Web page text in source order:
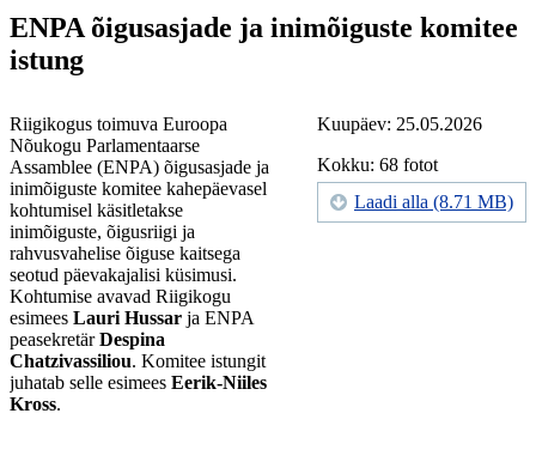
ENPA õigusasjade ja inimõiguste komitee
istung
Kuupäev: 25.05.2026
Kokku: 68 fotot
Laadi alla (8.71 MB)
Riigikogus toimuva Euroopa
Nõukogu Parlamentaarse
Assamblee (ENPA) õigusasjade ja
inimõiguste komitee kahepäevasel
kohtumisel käsitletakse
inimõiguste, õigusriigi ja
rahvusvahelise õiguse kaitsega
seotud päevakajalisi küsimusi.
Kohtumise avavad Riigikogu
esimees Lauri Hussar ja ENPA
peasekretärDespina
Chatzivassiliou. Komitee istungit
juhatab selle esimees Eerik-Niiles
Kross.